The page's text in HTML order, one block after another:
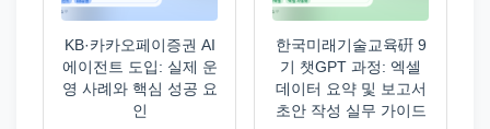
KB·카카오페이증권 AI
에이전트 도입: 실제 운
영 사례와 핵심 성공 요
인
한국미래기술교육硏 9
기 챗GPT 과정: 엑셀
데이터 요약 및 보고서
초안 작성 실무 가이드